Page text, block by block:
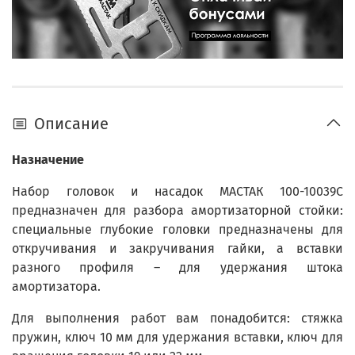
Описание
Назначение
Набор головок и насадок МАСТАК 100-10039C
предназначен для разбора амортизаторной стойки:
специальные глубокие головки предназначены для
откручивания и закручивания гайки, а вставки
разного профиля – для удержания штока
амортизатора.
Для выполнения работ вам понадобится: стяжка
пружин, ключ 10 мм для удержания вставки, ключ для